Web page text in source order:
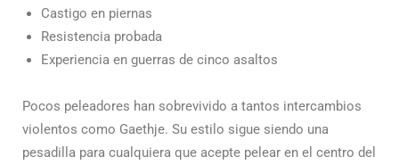
Castigo en piernas
Resistencia probada
Experiencia en guerras de cinco asaltos
Pocos peleadores han sobrevivido a tantos intercambios
violentos como Gaethje. Su estilo sigue siendo una
pesadilla para cualquiera que acepte pelear en el centro del